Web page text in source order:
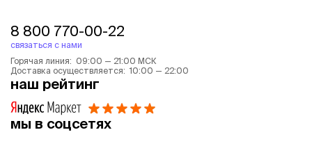
8 800 770-00-22
связаться с нами
Горячая линия: 09:00 — 21:00 МСК
Доставка осуществляется: 10:00 — 22:00
наш рейтинг
мы в соцсетях